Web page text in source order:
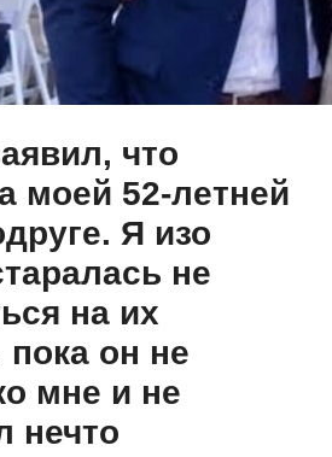
что
моей 52-летней
Я изо
не
на их
он не
мне и не
нечто